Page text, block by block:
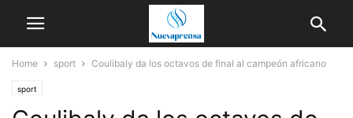
Home sport Coulibaly da los octavos de final al campeón africano
sport